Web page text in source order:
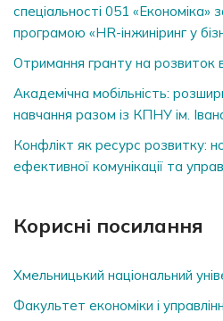
спеціальності 051 «Економіка»
програмою «HR-інжиніринг у
Отримання гранту на розвиток
Академічна мобільність:
навчання разом із КПНУ ім.
Конфлікт як ресурс розвитку:
ефективної комунікації та
Корисні посилання
Хмельницький національний
Факультет економіки і